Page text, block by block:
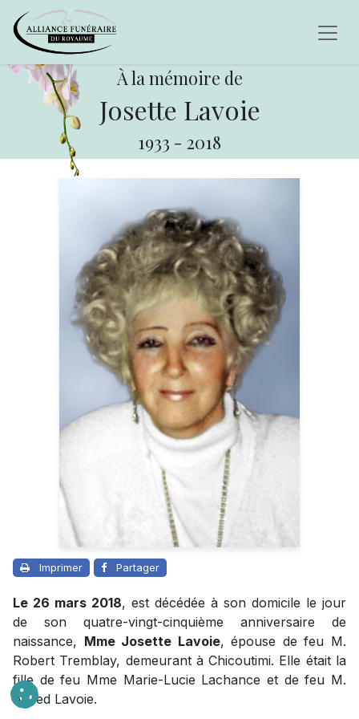
À la mémoire de
Josette Lavoie
1933 - 2018
Imprimer Partager
Le 26 mars 2018, est décédée à son domicile le jour
de son quatre-vingt-cinquième anniversaire de
naissance, Mme Josette Lavoie, épouse de feu M.
Robert Tremblay, demeurant à Chicoutimi. Elle était la
fille de feu Mme Marie-Lucie Lachance et de feu M.
Alfred Lavoie.